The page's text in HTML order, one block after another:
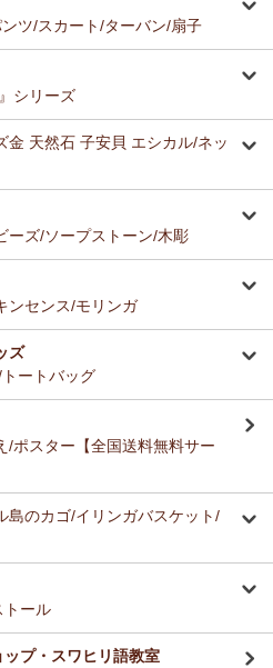
ンゲ◇ハイクオリティ◇で仕立てた
丈～
ーミニバッグ 3WAY 斜掛けOK～
立てた新作登場！『ニッポンの
ト～Mサイズの作品 新入荷！作家
介します
M―Z
ト～チャリンダの作品コーナー
遺してくださった作品を、これか
。
開〉～ガラスとんぼ玉付き 新入
ト～Sサイズの作品 新入荷！作家
介します
M―Z
ト～Lサイズの作品 新入荷！作家
M―Z
す。どのお料理なんにでも合いま
ガ・アートへのご感想
なっていて、今回思いきって購入す
にしております。
きです。これからも愛飲させていた
チへのご感想
ーチ、母子手帳がちょうど入り、毎
たが、造りがわずかに異なるよう
母子手帳がぎりぎり入りませんでし
れなどに使います。
茶として、味とコストのバランスが
います。
る立体布マスク～やさしいゴ
想
ピースとペアで使ってます！大のお
ツ/スカート/ターバン/扇子
シリーズ
金 天然石 子安貝 エシカル/ネッ
ーズ/ソープストーン/木彫
ンセンス/モリンガ
ズ
ートバッグ
/ポスター【全国送料無料サー
島のカゴ/イリンガバスケット/
トール
プ・スワヒリ語教室